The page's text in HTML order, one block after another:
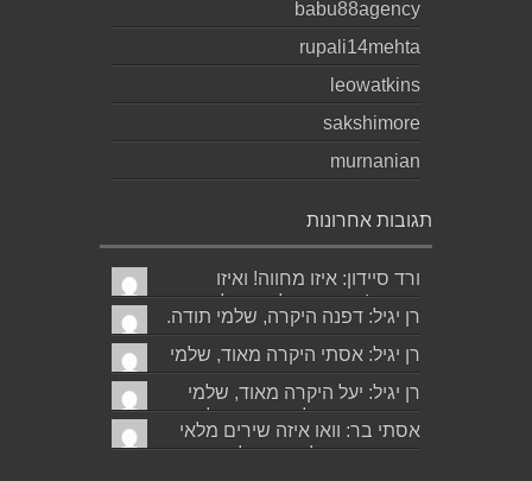
babu88agency
rupali14mehta
leowatkins
sakshimore
murnanian
תגובות אחרונות
ורד סיידון: איזו מחווה! ואיזו
עברית! יישר כוח לכותב ולאהובתו
:) שבת שלום...
רן יגיל: דפנה היקרה, שלמי תודה.
גד הוא אכן משורר איכותי ביותר.
אמסור...
רן יגיל: אסתי היקרה מאוד, שלמי
תודה. ניכר כי השירים דיברו
לליבך. אמסו...
רן יגיל: יעל היקרה מאוד, שלמי
תודה. אמסור לגד. שבת שלום.
רן...
אסתי בר: וואו איזה שירים מלאי
רגש ותשוקה לאהובה ולאהבה